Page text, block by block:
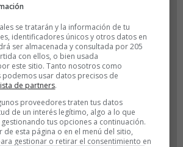
ACCEDER
contraseña?
se tratarán y la información de tu
identificadores únicos y otros datos en
ser almacenada y consultada por 205
con ellos, o bien usada
este sitio. Tanto nosotros como
usar datos precisos de
de partners.
proveedores traten tus datos
de un interés legítimo, algo a lo que
tus opciones a continuación.
de esta página o en el menú del sitio,
gestionar o retirar el consentimiento en